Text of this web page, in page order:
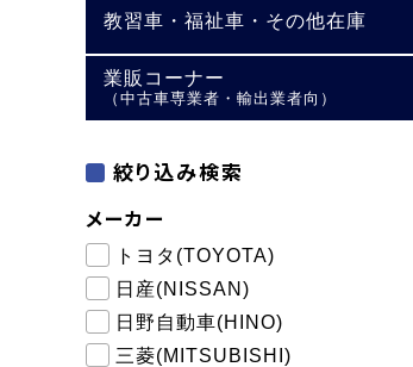
教習車・福祉車・その他在庫
業販コーナー
（中古車専業者・輸出業者向）
絞り込み検索
メーカー
トヨタ(TOYOTA)
日産(NISSAN)
日野自動車(HINO)
三菱(MITSUBISHI)